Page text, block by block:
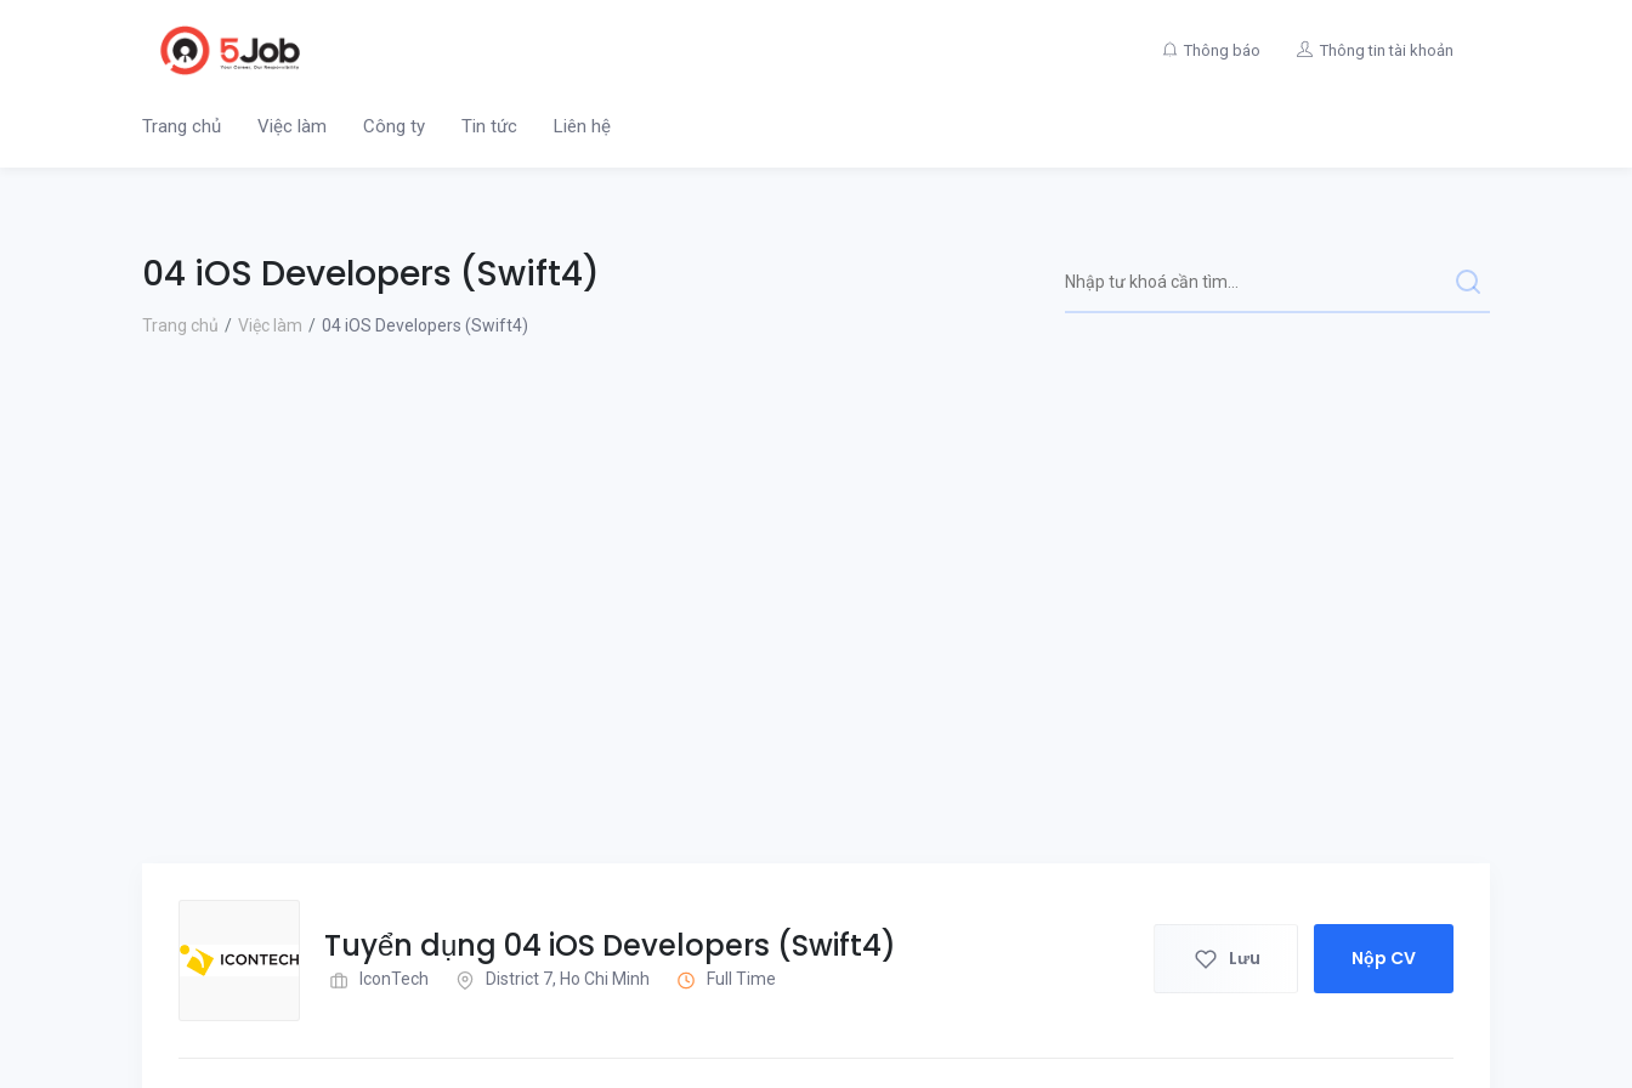
Thông báo Thông tin tài khoản
Trang chủ Việc làm Công ty Tin tức Liên hệ
04 iOS Developers (Swift4)
Trang chủ Việc làm 04 iOS Developers (Swift4)
Tuyển dụng 04 iOS Developers (Swift4)
IconTech District 7, Ho Chi Minh Full Time
Lưu Nộp CV